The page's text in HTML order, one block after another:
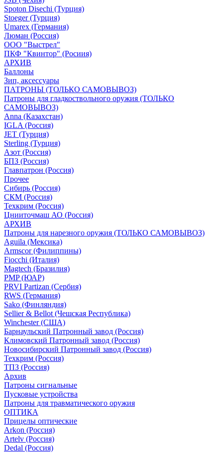
Spoton Disechi (Турция)
Stoeger (Турция)
Umarex (Германия)
Люман (Россия)
ООО "Выстрел"
ПКФ "Квинтор" (Росиия)
АРХИВ
Баллоны
Зип, аксессуары
ПАТРОНЫ (ТОЛЬКО САМОВЫВОЗ)
Патроны для гладкоствольного оружия (ТОЛЬКО
САМОВЫВОЗ)
Anna (Казахстан)
IGLA (Россия)
JET (Турция)
Sterling (Турция)
Азот (Россия)
БПЗ (Россия)
Главпатрон (Россия)
Прочее
Сибирь (Россия)
СКМ (Россия)
Техкрим (Россия)
Цнииточмаш АО (Россия)
АРХИВ
Патроны для нарезного оружия (ТОЛЬКО САМОВЫВОЗ)
Aguila (Мексика)
Armscor (Филиппины)
Fiocchi (Италия)
Magtech (Бразилия)
PMP (ЮАР)
PRVI Partizan (Сербия)
RWS (Германия)
Sako (Финляндия)
Sellier & Bellot (Чешская Республика)
Winchester (США)
Барнаульский Патронный завод (Россия)
Климовский Патронный завод (Россия)
Новосибирский Патронный завод (Россия)
Техкрим (Россия)
ТПЗ (Россия)
Архив
Патроны сигнальные
Пусковые устройства
Патроны для травматического оружия
ОПТИКА
Прицелы оптические
Arkon (Россия)
Artelv (Россия)
Dedal (Россия)